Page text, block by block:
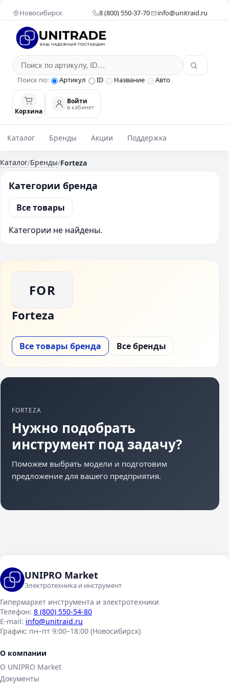
Новосибирск 8 (800) 550-37-70 info@unitraid.ru
Поиск по: Артикул ID Название Авто
Корзина
Войти
в кабинет
Каталог Бренды Акции Поддержка
Каталог/Бренды/Forteza
Категории бренда
Все товары
Категории не найдены.
FOR
Forteza
Все товары бренда Все бренды
FORTEZA
Нужно подобрать
инструмент под задачу?
Поможем выбрать модели и подготовим
предложение для вашего предприятия.
UNIPRO Market
Электротехника и инструмент
Гипермаркет инструмента и электротехники
Телефон: 8 (800) 550-54-80
E-mail: info@unitraid.ru
График: пн–пт 9:00–18:00 (Новосибирск)
О компании
О UNIPRO Market
Документы